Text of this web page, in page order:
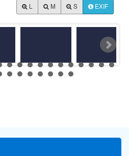
M S EXIF